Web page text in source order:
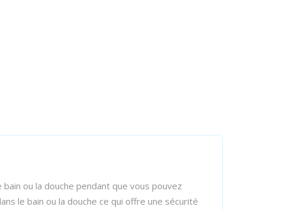
ou la douche pendant que vous pouvez
le bain ou la douche ce qui offre une sécurité